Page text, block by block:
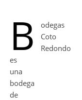
B
odegas
Coto
Redondo
es
una
bodega
de